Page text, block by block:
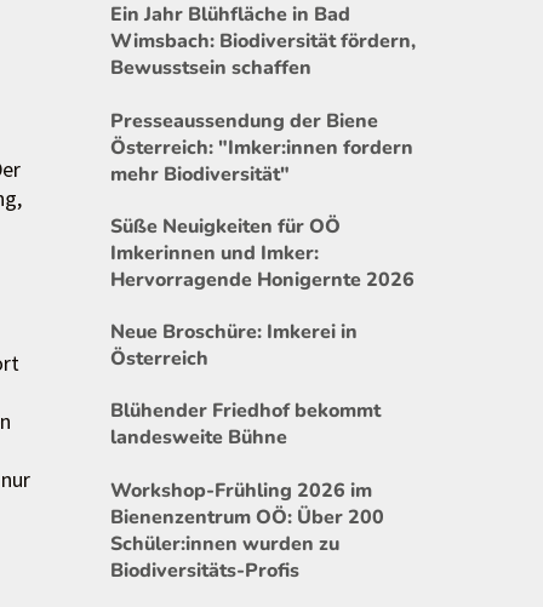
Ein Jahr Blühfläche in Bad
Wimsbach: Biodiversität fördern,
Bewusstsein schaffen
Presseaussendung der Biene
Österreich: "Imker:innen fordern
mehr Biodiversität"
Süße Neuigkeiten für OÖ
Imkerinnen und Imker:
Hervorragende Honigernte 2026
Neue Broschüre: Imkerei in
Österreich
Blühender Friedhof bekommt
landesweite Bühne
Workshop-Frühling 2026 im
Bienenzentrum OÖ: Über 200
Schüler:innen wurden zu
Biodiversitäts-Profis